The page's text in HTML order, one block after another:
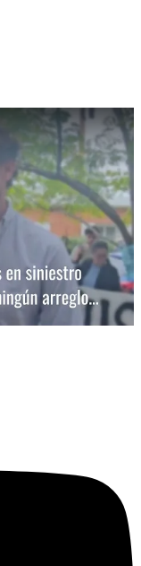
de uno de los jóvenes